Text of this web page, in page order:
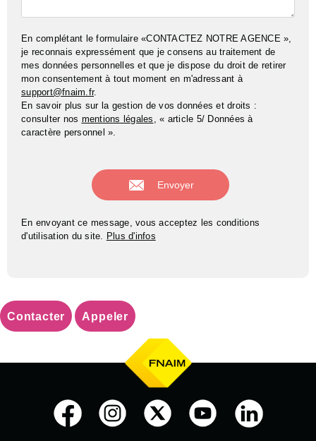
En complétant le formulaire «CONTACTEZ NOTRE AGENCE »,
je reconnais expressément que je consens au traitement de
mes données personnelles et que je dispose du droit de retirer
mon consentement à tout moment en m'adressant à
support@fnaim.fr.
En savoir plus sur la gestion de vos données et droits :
consulter nos mentions légales , « article 5/ Données à
caractère personnel ».
En envoyant ce message, vous acceptez les conditions
d'utilisation du site. Plus d'infos
Contacter Appeler